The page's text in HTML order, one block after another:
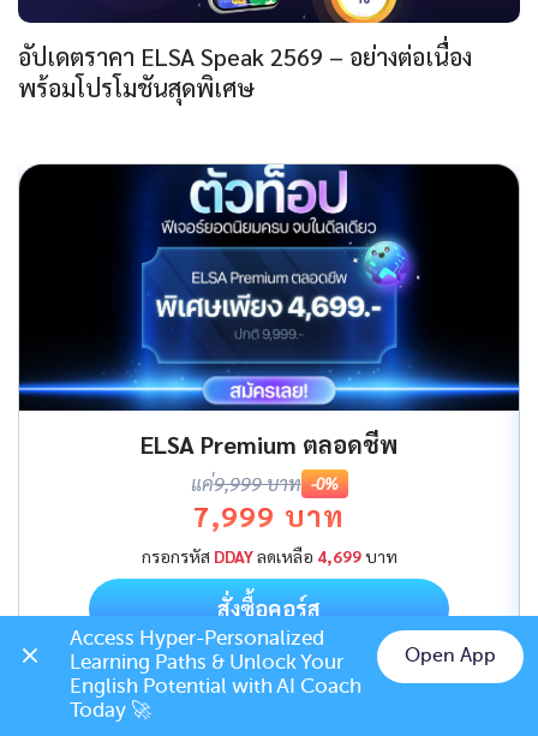
อัปเดตราคา ELSA Speak 2569 – อย่างต่อเนื่อง
พร้อมโปรโมชันสุดพิเศษ
ELSA Premium ตลอดชีพ
แค่9,999 บาท -0%
7,999 บาท
กรอกรหัส DDAYลดเหลือ 4,699บาท
สั่งซื้อคอร์ส
Chat on LINE
Access Hyper-Personalized
Learning Paths & Unlock Your
English Potential with AI Coach
Today 🚀
Open App